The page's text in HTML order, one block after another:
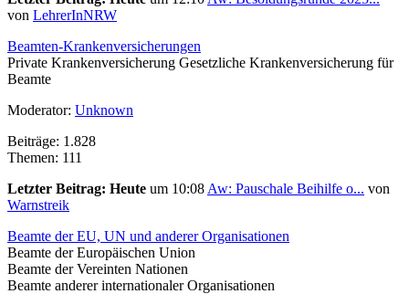
von LehrerInNRW
Beamten-Krankenversicherungen
Private Krankenversicherung Gesetzliche Krankenversicherung für
Beamte
Moderator: Unknown
Beiträge: 1.828
Themen: 111
Letzter Beitrag: Heute um 10:08 Aw: Pauschale Beihilfe o... von
Warnstreik
Beamte der EU, UN und anderer Organisationen
Beamte der Europäischen Union
Beamte der Vereinten Nationen
Beamte anderer internationaler Organisationen